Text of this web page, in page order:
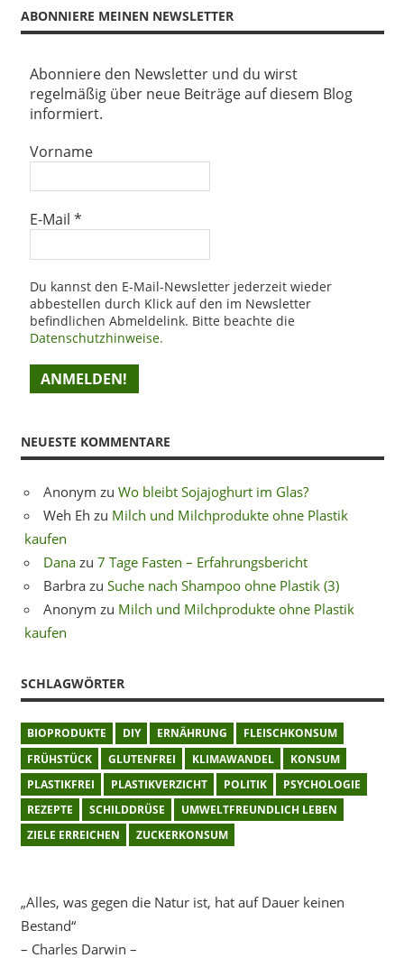
ABONNIERE MEINEN NEWSLETTER
Abonniere den Newsletter und du wirst
regelmäßig über neue Beiträge auf diesem Blog
informiert.
Vorname
E-Mail *
Du kannst den E-Mail-Newsletter jederzeit wieder
abbestellen durch Klick auf den im Newsletter
befindlichen Abmeldelink. Bitte beachte die
Datenschutzhinweise.
NEUESTE KOMMENTARE
Anonym zu Wo bleibt Sojajoghurt im Glas?
Weh Eh zu Milch und Milchprodukte ohne Plastik
kaufen
Dana zu 7 Tage Fasten – Erfahrungsbericht
Barbra zu Suche nach Shampoo ohne Plastik (3)
Anonym zu Milch und Milchprodukte ohne Plastik
kaufen
SCHLAGWÖRTER
BIOPRODUKTE DIY ERNÄHRUNG
FLEISCHKONSUM
FRÜHSTÜCK
GLUTENFREI KLIMAWANDEL
KONSUM
PLASTIKFREI
PLASTIKVERZICHT POLITIK
PSYCHOLOGIE
REZEPTE
SCHILDDRÜSE
UMWELTFREUNDLICH LEBEN
ZIELE ERREICHEN
ZUCKERKONSUM
„Alles, was gegen die Natur ist, hat auf Dauer keinen
Bestand“
– Charles Darwin –